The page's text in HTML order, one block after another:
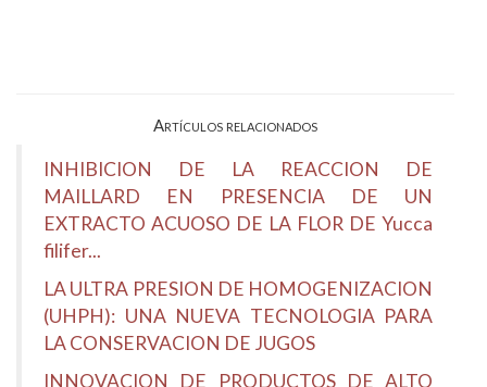
Artículos relacionados
INHIBICION DE LA REACCION DE
MAILLARD EN PRESENCIA DE UN
EXTRACTO ACUOSO DE LA FLOR DE Yucca
filifer...
LA ULTRA PRESION DE HOMOGENIZACION
(UHPH): UNA NUEVA TECNOLOGIA PARA
LA CONSERVACION DE JUGOS
INNOVACION DE PRODUCTOS DE ALTO